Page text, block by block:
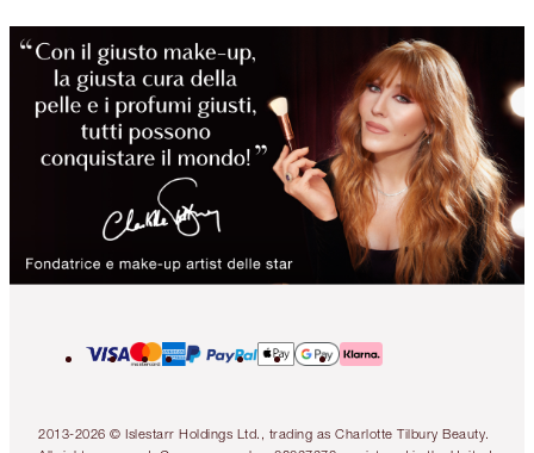
2013-2026 © Islestarr Holdings Ltd., trading as Charlotte Tilbury Beauty.